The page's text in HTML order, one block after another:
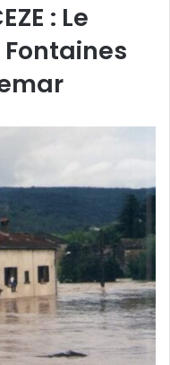
: Le